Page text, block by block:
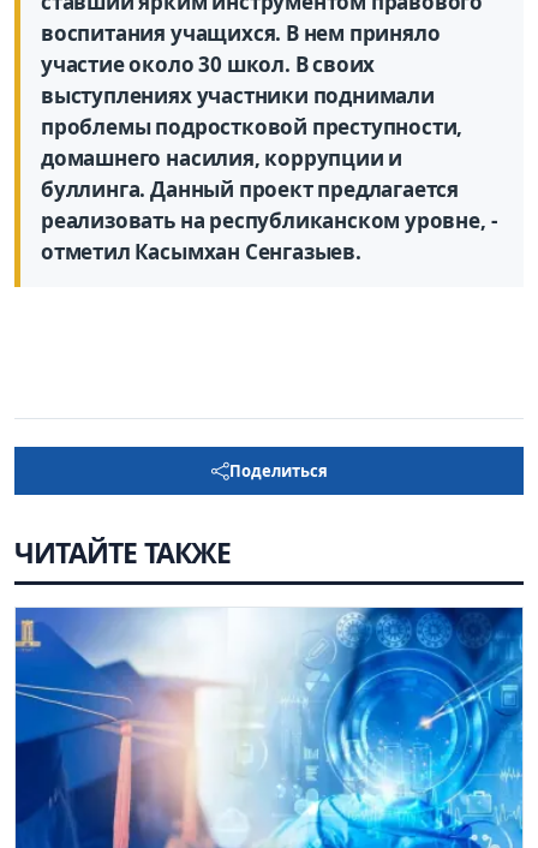
воспитания учащихся. В нем приняло
участие около 30 школ. В своих
выступлениях участники поднимали
проблемы подростковой преступности,
домашнего насилия, коррупции и
буллинга. Данный проект предлагается
реализовать на республиканском уровне, -
отметил Касымхан Сенгазыев.
Поделиться
ЧИТАЙТЕ ТАКЖЕ